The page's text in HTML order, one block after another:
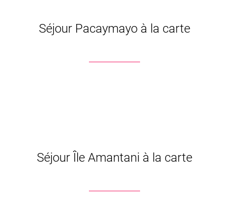
Séjour Pacaymayo à la carte
Séjour Île Amantani à la carte